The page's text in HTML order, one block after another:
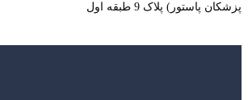
پزشکان پاستور) پلاک 9 طبقه اول